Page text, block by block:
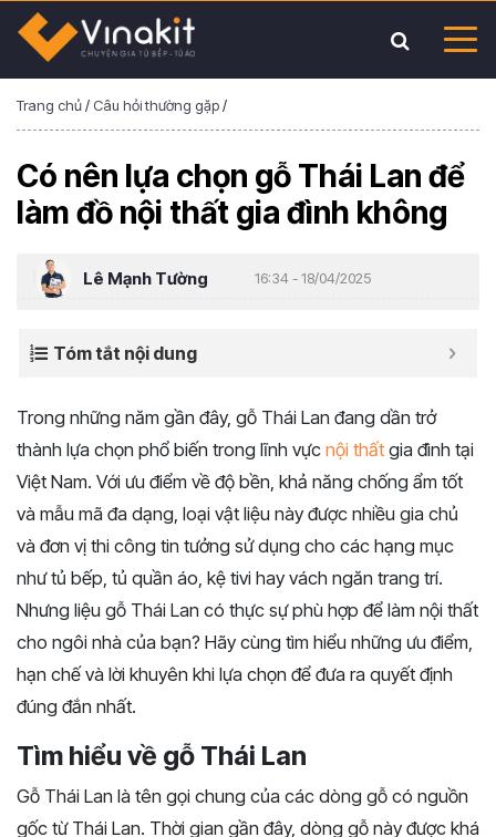
Trang chủ/ Câu hỏi thường gặp/
Có nên lựa chọn gỗ Thái Lan để
làm đồ nội thất gia đình không
Lê Mạnh Tường 16:34 - 18/04/2025
Tóm tắt nội dung
Trong những năm gần đây, gỗ Thái Lan đang dần trở
thành lựa chọn phổ biến trong lĩnh vực nội thất gia đình tại
Việt Nam. Với ưu điểm về độ bền, khả năng chống ẩm tốt
và mẫu mã đa dạng, loại vật liệu này được nhiều gia chủ
và đơn vị thi công tin tưởng sử dụng cho các hạng mục
như tủ bếp, tủ quần áo, kệ tivi hay vách ngăn trang trí.
Nhưng liệu gỗ Thái Lan có thực sự phù hợp để làm nội thất
cho ngôi nhà của bạn? Hãy cùng tìm hiểu những ưu điểm,
hạn chế và lời khuyên khi lựa chọn để đưa ra quyết định
đúng đắn nhất.
Tìm hiểu về gỗ Thái Lan
Gỗ Thái Lan là tên gọi chung của các dòng gỗ có nguồn
gốc từ Thái Lan. Thời gian gần đây, dòng gỗ này được khá